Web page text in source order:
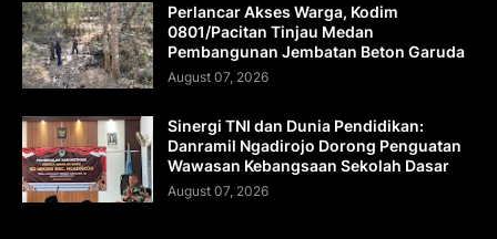
Perlancar Akses Warga, Kodim
0801/Pacitan Tinjau Medan
Pembangunan Jembatan Beton Garuda
August 07, 2026
Sinergi TNI dan Dunia Pendidikan:
Danramil Ngadirojo Dorong Penguatan
Wawasan Kebangsaan Sekolah Dasar
August 07, 2026